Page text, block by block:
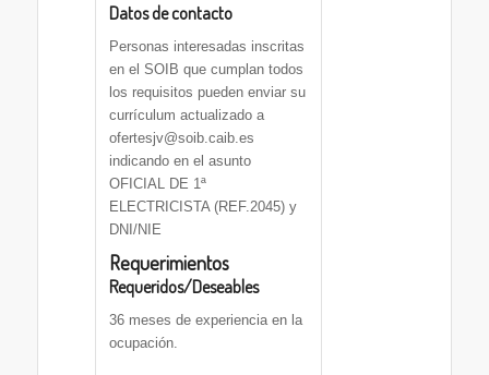
Datos de contacto
Personas interesadas inscritas
en el SOIB que cumplan todos
los requisitos pueden enviar su
currículum actualizado a
ofertesjv@soib.caib.es
indicando en el asunto
OFICIAL DE 1ª
ELECTRICISTA (REF.2045) y
DNI/NIE
Requerimientos
Requeridos/Deseables
36 meses de experiencia en la
ocupación.